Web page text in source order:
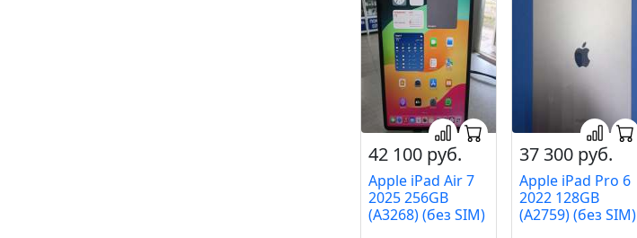
42 100 руб.
Apple iPad Air 7
2025 256GB
(A3268) (без SIM)
37 300 руб.
Apple iPad Pro 6
2022 128GB
(A2759) (без SIM)